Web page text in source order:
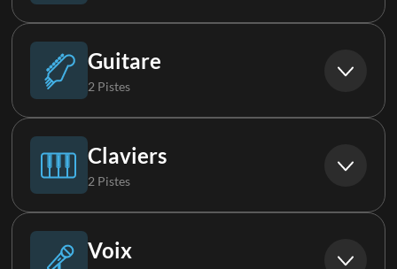
Basse
Guitare
2 Pistes
Guitare acoustique
Guitare électrique 1
Claviers
2 Pistes
Piano
Voix